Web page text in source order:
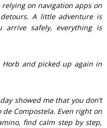
relying on navigation apps on
A little adventure is
arrive safely, everything is
and picked up again in
showed me that you don’t
Compostela. Even right on
find calm step by step,